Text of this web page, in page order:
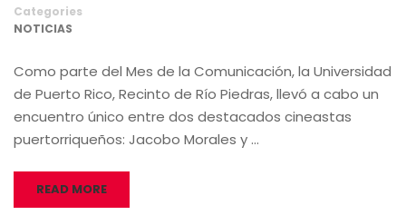
Categories
NOTICIAS
Como parte del Mes de la Comunicación, la Universidad
de Puerto Rico, Recinto de Río Piedras, llevó a cabo un
encuentro único entre dos destacados cineastas
puertorriqueños: Jacobo Morales y …
READ MORE